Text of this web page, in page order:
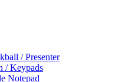
/ Presenter
/ Keypads
Notepad